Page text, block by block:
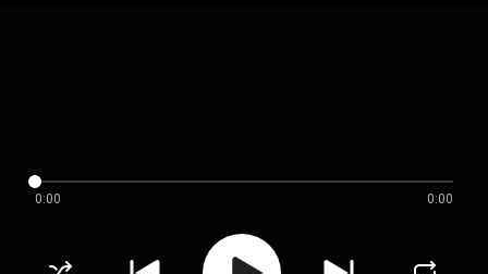
0:00 0:00